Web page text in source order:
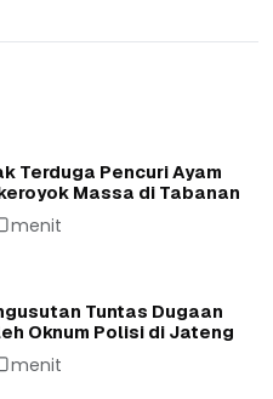
Terduga Pencuri Ayam
Massa di Tabanan
menit
Tuntas Dugaan
Oknum Polisi di Jateng
menit